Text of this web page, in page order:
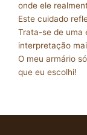
onde ele
Este cuidado
Trata-se de uma
interpretação
O meu armário
que eu escolhi!